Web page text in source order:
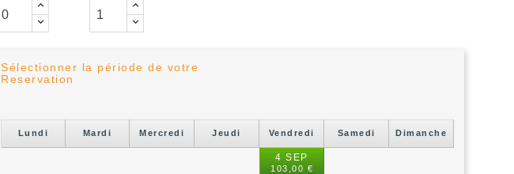
Sélectionner la période de votre
Reservation
Lundi Mardi Mercredi Jeudi Vendredi Samedi Dimanche
4 SEP
103,00 €